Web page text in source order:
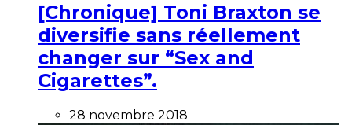
[Chronique] Toni Braxton se
diversifie sans réellement
changer sur “Sex and
Cigarettes”.
28 novembre 2018